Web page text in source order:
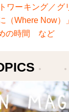
ワーキング／グ
（Where Now）
の時間 など